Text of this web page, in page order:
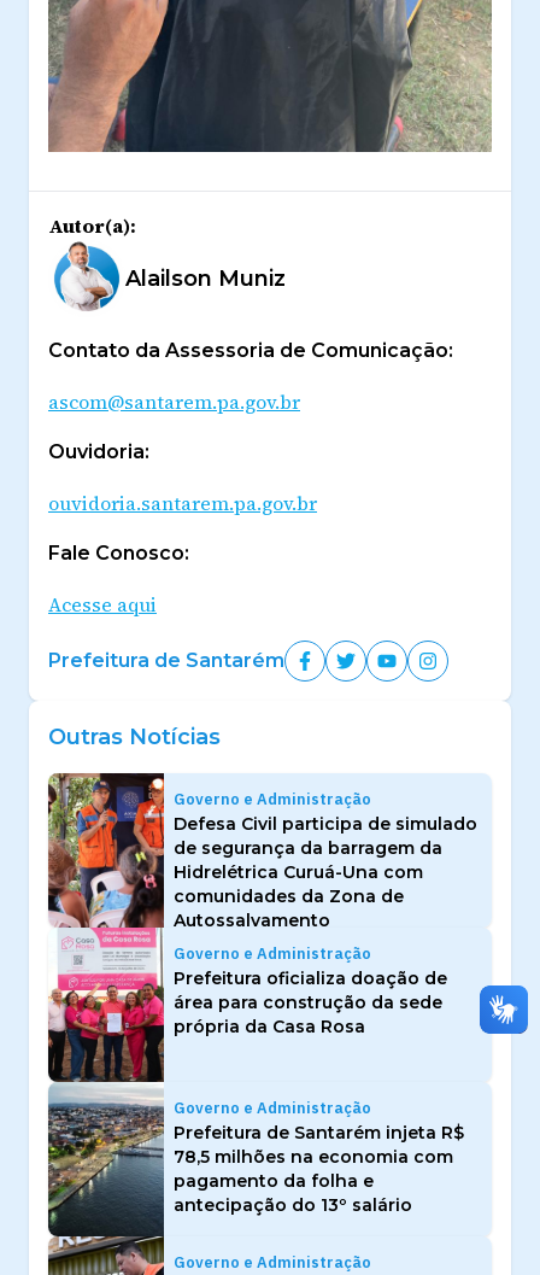
Autor(a):
Alailson Muniz
Contato da Assessoria de Comunicação:
ascom@santarem.pa.gov.br
Ouvidoria:
ouvidoria.santarem.pa.gov.br
Fale Conosco:
Acesse aqui
Prefeitura de Santarém
Outras Notícias
Governo e Administração
Defesa Civil participa de simulado
de segurança da barragem da
Hidrelétrica Curuá-Una com
comunidades da Zona de
Autossalvamento
Governo e Administração
Prefeitura oficializa doação de
área para construção da sede
própria da Casa Rosa
Governo e Administração
Prefeitura de Santarém injeta R$
78,5 milhões na economia com
pagamento da folha e
antecipação do 13º salário
Governo e Administração